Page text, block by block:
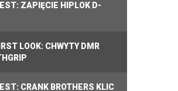
ZAPIĘCIE HIPLOK D-
LOOK: CHWYTY DMR
CRANK BROTHERS KLIC